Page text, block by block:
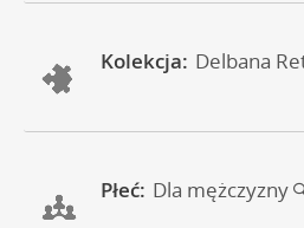
Kolekcja: Delbana
Płeć: Dla mężczyzny